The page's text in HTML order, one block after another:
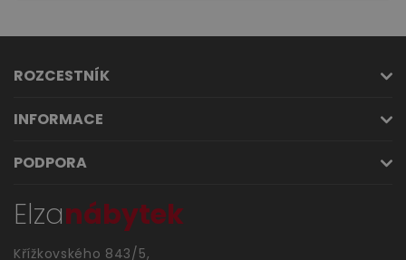
ROZCESTNÍK
INFORMACE
PODPORA
Elzanábytek
Křížkovského 843/5,